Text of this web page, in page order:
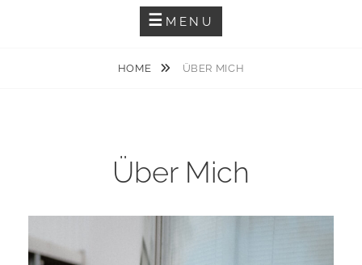
MENU
HOME ÜBER MICH
Über Mich